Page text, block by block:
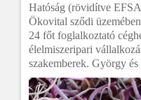
Hatóság (rövidítve
Ökovital sződi
24 főt foglalkoztató
élelmiszeripari
szakemberek. György